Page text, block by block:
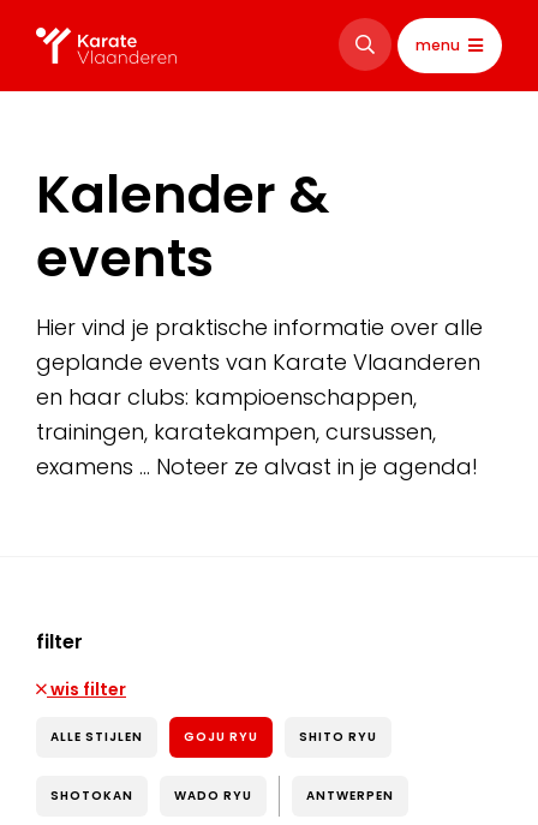
menu
Kalender &
events
Hier vind je praktische informatie over alle
geplande events van Karate Vlaanderen
en haar clubs: kampioenschappen,
trainingen, karatekampen, cursussen,
examens … Noteer ze alvast in je agenda!
filter
wis filter
ALLE STIJLEN GOJU RYU SHITO RYU
SHOTOKAN WADO RYU ANTWERPEN